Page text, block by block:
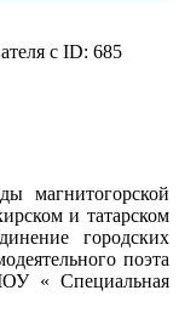
с ID: 685
магнитогорской
и татарском
городских
поэта
« Специальная